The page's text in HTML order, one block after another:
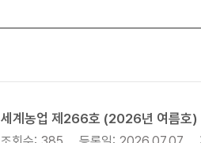
세계농업 제266호 (2026년 여름호)